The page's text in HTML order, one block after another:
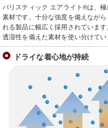
バリスティック エアライト®は、
素材です。十分な強度を備えなが
れる製品に幅広く採用されていま
透湿性を備えた素材を使い分けてい
ドライな着心地が持続